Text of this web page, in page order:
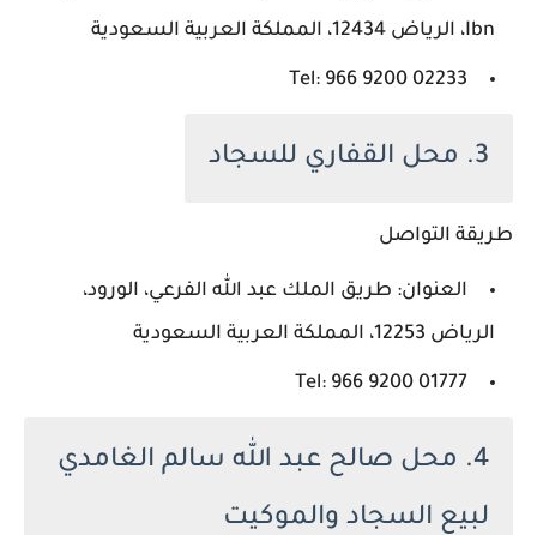
Ibn، الرياض 12434، المملكة العربية السعودية
Tel: ‪966 9200 02233‬‏
3. محل القفاري للسجاد
طريقة التواصل
العنوان: طريق الملك عبد الله الفرعي، الورود،
الرياض 12253، المملكة العربية السعودية
Tel: ‪966 9200 01777‬‏
4. محل صالح عبد الله سالم الغامدي
لبيع السجاد والموكيت